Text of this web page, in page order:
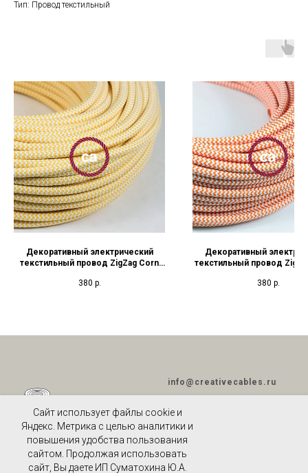
Тип: Провод текстильный
Декоративный электрический
текстильный провод ZigZag Corn
380 р.
Декоративный
текстильный провод
380 р.
Сайт использует файлы cookie и
Яндекс. Метрика с целью аналитики и
повышения удобства пользования
сайтом. Продолжая использовать
сайт, Вы даете ИП Суматохина Ю.А.
ПОЛИТИКА
КОНФИДЕНЦИАЛЬНОСТИ
info@creativecables.ru